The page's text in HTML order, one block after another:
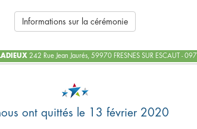
Informations sur la cérémonie
242 Rue Jean Jaurés, 59970 FRESNES SUR ESCAUT -
ont quittés le 13 février 2020